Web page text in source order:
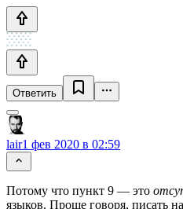
Ответить
lair1 фев 2020 в 02:59
Потому что пункт 9 — это
языков. Проще говоря, писать